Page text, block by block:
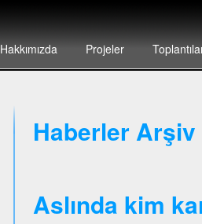
Hakkımızda Projeler
Haberler Arşiv
Aslında kim